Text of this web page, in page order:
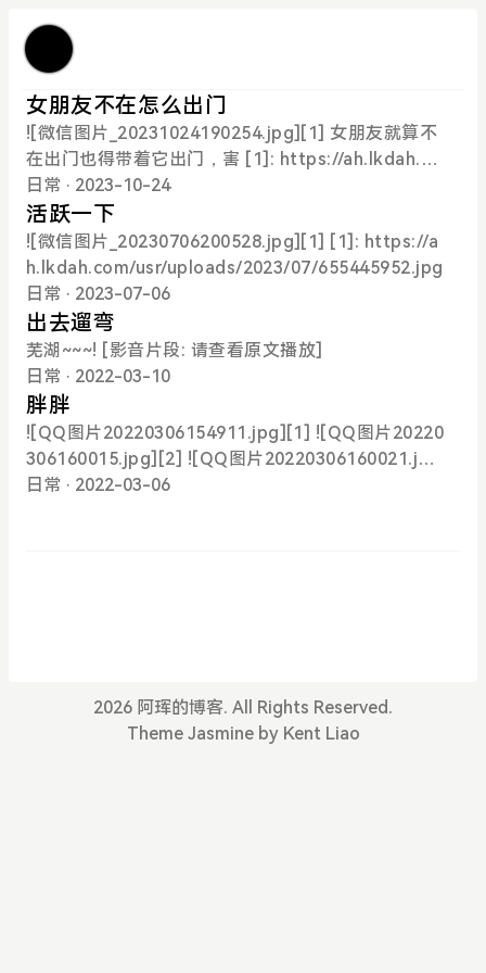
女朋友不在怎么出门
![微信图片_20231024190254.jpg][1] 女朋友就算不
在出门也得带着它出门，害 [1]: https://ah.lkdah.co
m/usr/uploads/2023/10/91286715.jpg
日常 · 2023-10-24
活跃一下
![微信图片_20230706200528.jpg][1] [1]: https://a
h.lkdah.com/usr/uploads/2023/07/655445952.jpg
日常 · 2023-07-06
出去遛弯
芜湖~~~! [影音片段: 请查看原文播放]
日常 · 2022-03-10
胖胖
![QQ图片20220306154911.jpg][1] ![QQ图片20220
306160015.jpg][2] ![QQ图片20220306160021.jp
g][3] 记录胖胖 [1]: http://ah.lkdah.com/usr/uploa
日常 · 2022-03-06
2026 阿珲的博客. All Rights Reserved.
Theme Jasmineby Kent Liao